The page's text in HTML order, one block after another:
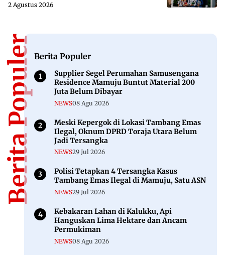
2 Agustus 2026
Berita PopulerBerita Populer
Supplier Segel Perumahan Samusengana
Residence Mamuju Buntut Material 200
Juta Belum Dibayar
NEWS08 Agu 2026
Meski Kepergok di Lokasi Tambang Emas
Ilegal, Oknum DPRD Toraja Utara Belum
Jadi Tersangka
NEWS29 Jul 2026
Polisi Tetapkan 4 Tersangka Kasus
Tambang Emas Ilegal di Mamuju, Satu ASN
NEWS29 Jul 2026
Kebakaran Lahan di Kalukku, Api
Hanguskan Lima Hektare dan Ancam
Permukiman
NEWS08 Agu 2026